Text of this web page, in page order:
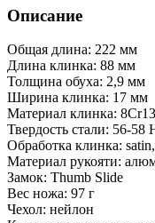
Описание
Общая длина: 222 мм
Длина клинка: 88 мм
Толщина обуха: 2,9 мм
Ширина клинка: 17 мм
Материал клинка:
Твердость стали: 56-58
Обработка клинка:
Материал рукояти:
Замок: Thumb Slide
Вес ножа: 97 г
Чехол: нейлон